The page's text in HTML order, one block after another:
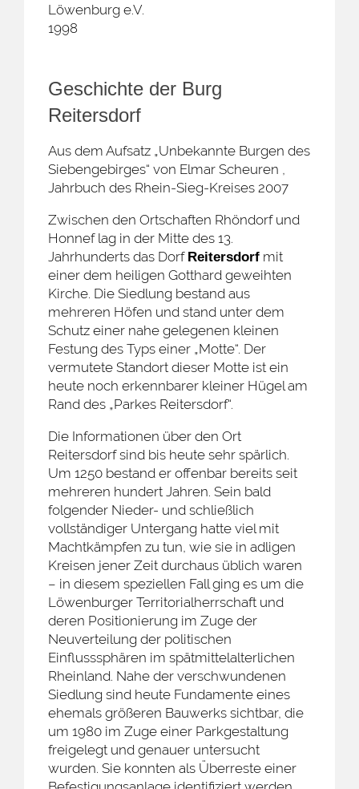
Löwenburg e.V.
1998
Geschichte der Burg
Reitersdorf
Aus dem Aufsatz „Unbekannte Burgen des
Siebengebirges“ von Elmar Scheuren ,
Jahrbuch des Rhein-Sieg-Kreises 2007
Zwischen den Ortschaften Rhöndorf und
Honnef lag in der Mitte des 13.
Jahrhunderts das Dorf Reitersdorf mit
einer dem heiligen Gotthard geweihten
Kirche. Die Siedlung bestand aus
mehreren Höfen und stand unter dem
Schutz einer nahe gelegenen kleinen
Festung des Typs einer „Motte“. Der
vermutete Standort dieser Motte ist ein
heute noch erkennbarer kleiner Hügel am
Rand des „Parkes Reitersdorf“.
Die Informationen über den Ort
Reitersdorf sind bis heute sehr spärlich.
Um 1250 bestand er offenbar bereits seit
mehreren hundert Jahren. Sein bald
folgender Nieder- und schließlich
vollständiger Untergang hatte viel mit
Machtkämpfen zu tun, wie sie in adligen
Kreisen jener Zeit durchaus üblich waren
– in diesem speziellen Fall ging es um die
Löwenburger Territorialherrschaft und
deren Positionierung im Zuge der
Neuverteilung der politischen
Einflusssphären im spätmittelalterlichen
Rheinland. Nahe der verschwundenen
Siedlung sind heute Fundamente eines
ehemals größeren Bauwerks sichtbar, die
um 1980 im Zuge einer Parkgestaltung
freigelegt und genauer untersucht
wurden. Sie konnten als Überreste einer